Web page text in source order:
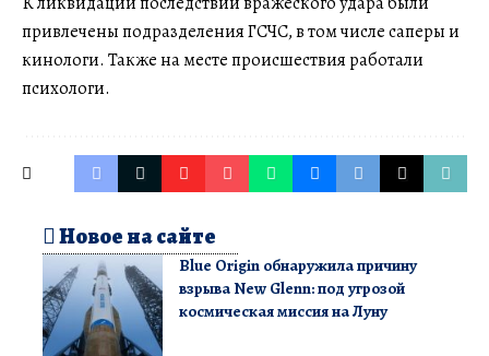
привлечены подразделения ГСЧС, в том числе саперы и
кинологи. Также на месте происшествия работали
психологи.
Новое на сайте
Blue Origin обнаружила причину
взрыва New Glenn: под угрозой
космическая миссия на Луну